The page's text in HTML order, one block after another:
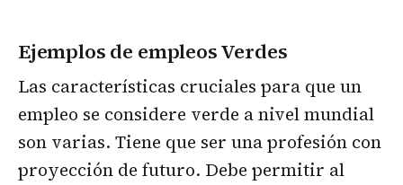
Ejemplos de empleos Verdes
Las características cruciales para que un
empleo se considere verde a nivel mundial
son varias. Tiene que ser una profesión con
proyección de futuro. Debe permitir al